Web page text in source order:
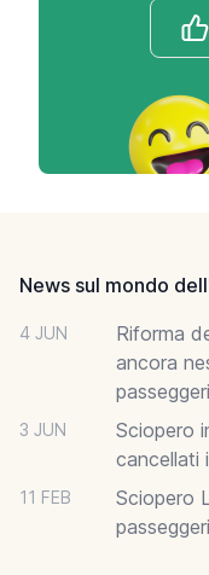
News sul mondo
4 JUN
Riforma
ancora
passeggeri
3 JUN
Sciopero
cancellati
11 FEB
Sciopero